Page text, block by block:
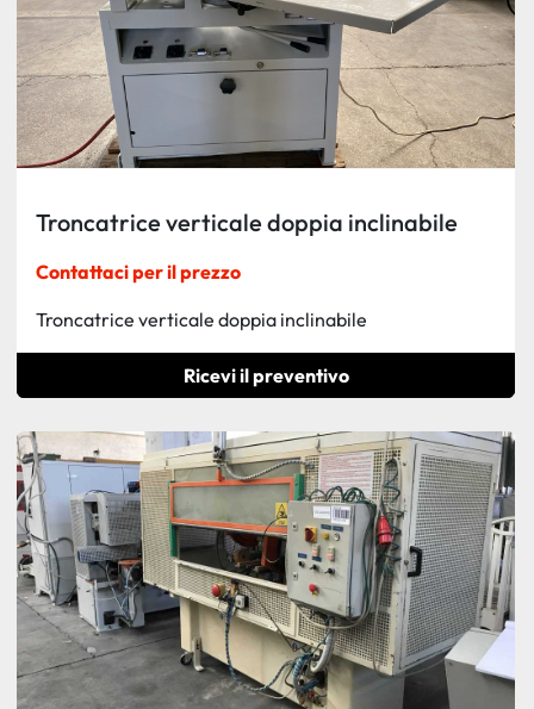
Troncatrice verticale doppia inclinabile
Contattaci per il prezzo
Troncatrice verticale doppia inclinabile
Ricevi il preventivo